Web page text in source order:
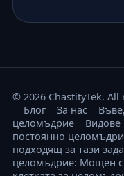
© 2026 ChastityTek.
Блог
За нас
целомъдрие
Видове
постоянно
подходящ за тази
целомъдрие: Мощен